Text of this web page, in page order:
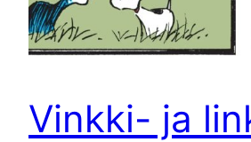
Vinkki- ja